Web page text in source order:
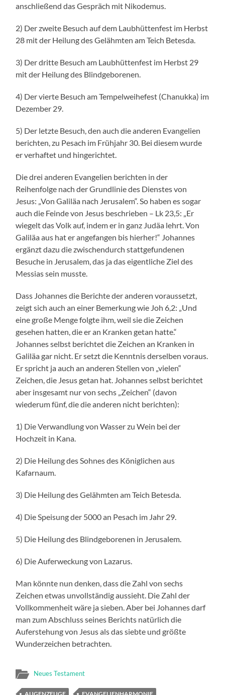
anschließend das Gespräch mit Nikodemus.
2) Der zweite Besuch auf dem Laubhüttenfest im Herbst
28 mit der Heilung des Gelähmten am Teich Betesda.
3) Der dritte Besuch am Laubhüttenfest im Herbst 29
mit der Heilung des Blindgeborenen.
4) Der vierte Besuch am Tempelweihefest (Chanukka) im
Dezember 29.
5) Der letzte Besuch, den auch die anderen Evangelien
berichten, zu Pesach im Frühjahr 30. Bei diesem wurde
er verhaftet und hingerichtet.
Die drei anderen Evangelien berichten in der
Reihenfolge nach der Grundlinie des Dienstes von
Jesus: „Von Galiläa nach Jerusalem“. So haben es sogar
auch die Feinde von Jesus beschrieben – Lk 23,5: „Er
wiegelt das Volk auf, indem er in ganz Judäa lehrt. Von
Galiläa aus hat er angefangen bis hierher!“ Johannes
ergänzt dazu die zwischendurch stattgefundenen
Besuche in Jerusalem, das ja das eigentliche Ziel des
Messias sein musste.
Dass Johannes die Berichte der anderen voraussetzt,
zeigt sich auch an einer Bemerkung wie Joh 6,2: „Und
eine große Menge folgte ihm, weil sie die Zeichen
gesehen hatten, die er an Kranken getan hatte.“
Johannes selbst berichtet die Zeichen an Kranken in
Galiläa gar nicht. Er setzt die Kenntnis derselben voraus.
Er spricht ja auch an anderen Stellen von „vielen“
Zeichen, die Jesus getan hat. Johannes selbst berichtet
aber insgesamt nur von sechs „Zeichen“ (davon
wiederum fünf, die die anderen nicht berichten):
1) Die Verwandlung von Wasser zu Wein bei der
Hochzeit in Kana.
2) Die Heilung des Sohnes des Königlichen aus
Kafarnaum.
3) Die Heilung des Gelähmten am Teich Betesda.
4) Die Speisung der 5000 an Pesach im Jahr 29.
5) Die Heilung des Blindgeborenen in Jerusalem.
6) Die Auferweckung von Lazarus.
Man könnte nun denken, dass die Zahl von sechs
Zeichen etwas unvollständig aussieht. Die Zahl der
Vollkommenheit wäre ja sieben. Aber bei Johannes darf
man zum Abschluss seines Berichts natürlich die
Auferstehung von Jesus als das siebte und größte
Wunderzeichen betrachten.
Neues Testament